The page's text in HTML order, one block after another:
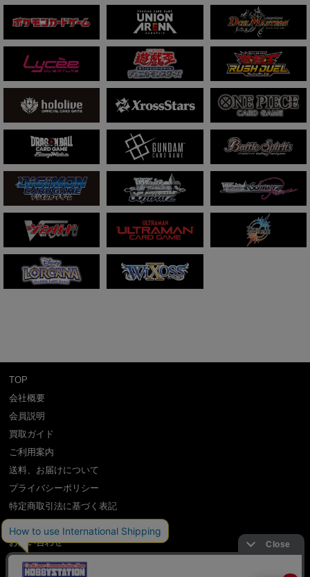
TOP
会社概要
会員説明
買取ガイド
ご利用案内
送料、お届けについて
プライバシーポリシー
特定商取引法に基づく表記
お問い合わせ
利用規約